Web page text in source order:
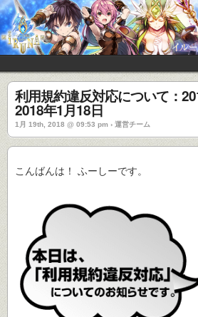
利用規約違反対応について：
2018年1月18日
1月 19th, 2018 @ 09:53 pm › 運営チーム
こんばんは！ ふーしーです。